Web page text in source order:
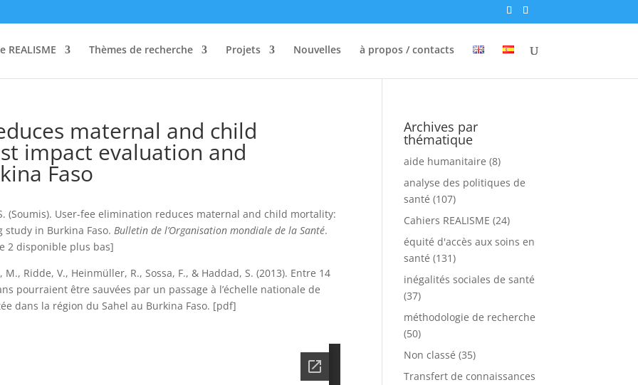
REALISME Thèmes de recherche Projets Nouvelles à propos / contacts
maternal and child
impact evaluation and
Faso
(Soumis). User-fee elimination reduces maternal and child mortality:
study in Burkina Faso.Bulletin de l’Organisation mondiale de la Santé.
2 disponible plus bas]
Ridde, V., Heinmüller, R., Sossa, F., & Haddad, S. (2013). Entre 14
pourraient être sauvées par un passage à l’échelle nationale de
dans la région du Sahel au Burkina Faso. [pdf]
Archives par
thématique
aide humanitaire (8)
analyse des politiques de
santé (107)
Cahiers REALISME (24)
équité d'accès aux soins en
santé (131)
inégalités sociales de santé
(37)
méthodologie de recherche
(50)
Non classé (35)
Transfert de connaissances